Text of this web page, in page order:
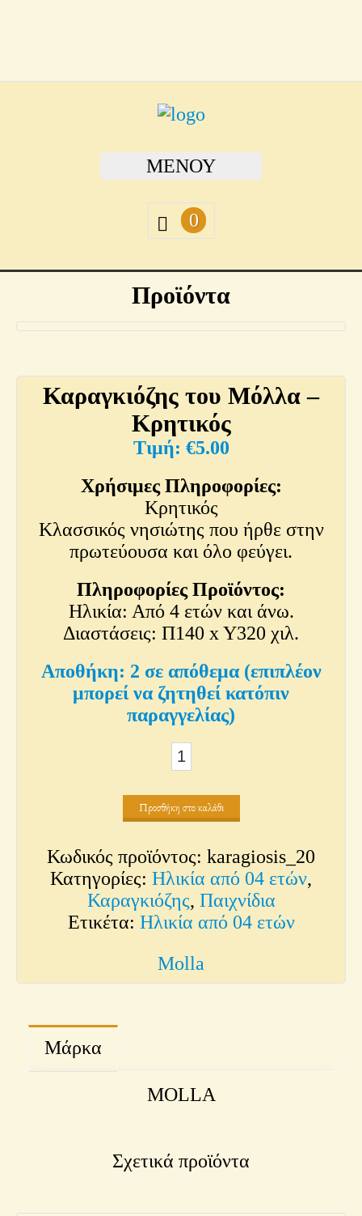
ΜΕΝΟΎ
0
Προϊόντα
Καραγκιόζης του Μόλλα –
Κρητικός
€5.00
Χρήσιμες Πληροφορίες:
Κρητικός
Κλασσικός νησιώτης που ήρθε στην
πρωτεύουσα και όλο φεύγει.
Πληροφορίες Προϊόντος:
Ηλικία: Από 4 ετών και άνω.
Διαστάσεις: Π140 x Y320 χιλ.
2 σε απόθεμα (επιπλέον
μπορεί να ζητηθεί κατόπιν
παραγγελίας)
Καραγκιόζης
του
Μόλλα
-
Κρητικός
ποσότητα
Προσθήκη στο καλάθι
Κωδικός προϊόντος: karagiosis_20
Κατηγορίες: Ηλικία από 04 ετών,
Καραγκιόζης, Παιχνίδια
Ετικέτα: Ηλικία από 04 ετών
Molla
Μάρκα
MOLLA
Σχετικά προϊόντα